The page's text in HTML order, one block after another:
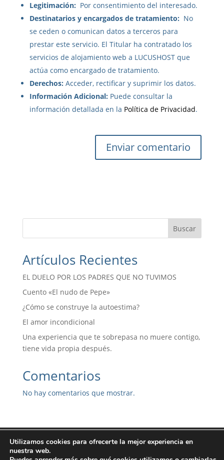
Legitimación: Por consentimiento del interesado.
Destinatarios y encargados de tratamiento: No
se ceden o comunican datos a terceros para
prestar este servicio. El Titular ha contratado los
servicios de alojamiento web a LUCUSHOST que
actúa como encargado de tratamiento.
Derechos: Acceder, rectificar y suprimir los datos.
Información Adicional: Puede consultar la
información detallada en la Política de Privacidad.
i
e
:
Buscar
Artículos Recientes
EL DUELO POR LOS PADRES QUE NO TUVIMOS
Cuento «El nudo de Pepe»
¿Cómo se construye la autoestima?
El amor incondicional
Una experiencia que te sobrepasa no muere contigo,
tiene vida propia después.
Comentarios
No hay comentarios que mostrar.
Preguntas Frecuentes
Aviso Legal
Política de Privacidad
Utilizamos cookies para ofrecerte la mejor experiencia en
nuestra web.